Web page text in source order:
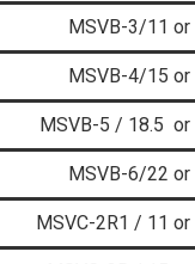
MSVB-3/11 or
MSVB-4/15 or
MSVB-5 / 18.5 or
MSVB-6/22 or
MSVC-2R1 / 11 or